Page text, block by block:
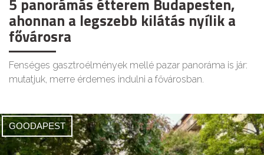
5 panorámás étterem Budapesten,
ahonnan a legszebb kilátás nyílik a
fővárosra
Fenséges gasztroélmények mellé pazar panoráma is jár:
mutatjuk, merre érdemes indulni a fővárosban.
GOODAPEST